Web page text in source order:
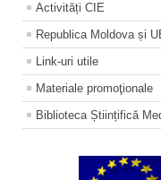
Activități CIE
Republica Moldova și
Link-uri utile
Materiale promoţionale
Biblioteca Științifică